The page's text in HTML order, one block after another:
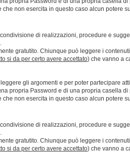
non esercita in questo caso alcun potere
di realizzazioni, procedure e
gratutito. Chiunque può leggere i
si da per certo avere accettato) che vanno a
gli argomenti e per poter
propria Password e di una propria casella
non esercita in questo caso alcun potere
di realizzazioni, procedure e
gratutito. Chiunque può leggere i
si da per certo avere accettato) che vanno a